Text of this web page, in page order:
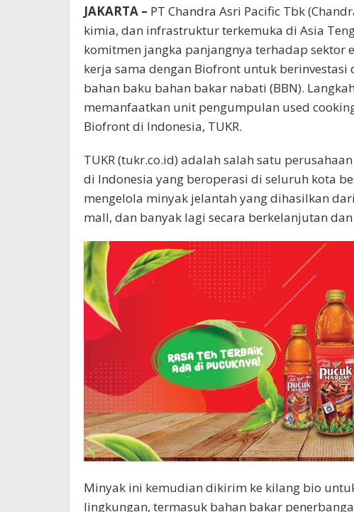
JAKARTA – PT Chandra Asri Pacific Tbk
kimia, dan infrastruktur terkemuka di Asia
komitmen jangka panjangnya terhadap sektor
kerja sama dengan Biofront untuk
bahan baku bahan bakar nabati (BBN).
memanfaatkan unit pengumpulan used
Biofront di Indonesia, TUKR.
TUKR (tukr.co.id) adalah salah satu
di Indonesia yang beroperasi di seluruh kota
mengelola minyak jelantah yang dihasilkan
mall, dan banyak lagi secara berkelanjutan
Minyak ini kemudian dikirim ke kilang bio
lingkungan, termasuk bahan bakar